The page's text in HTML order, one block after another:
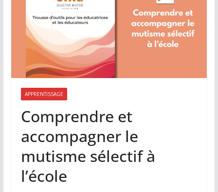
APPRENTISSAGE
Comprendre et
accompagner le
mutisme sélectif à
l’école